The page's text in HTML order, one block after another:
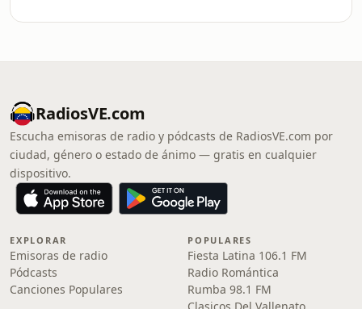
RadiosVE.com
Escucha emisoras de radio y pódcasts de RadiosVE.com por
ciudad, género o estado de ánimo — gratis en cualquier
dispositivo.
EXPLORAR
Emisoras de radio
Pódcasts
Canciones Populares
POPULARES
Fiesta Latina 106.1 FM
Radio Romántica
Rumba 98.1 FM